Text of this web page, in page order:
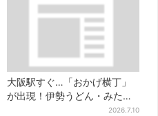
大阪駅すぐ…「おかげ横丁」
が出現！伊勢うどん・みたら
しだんご・かき氷など、名物
2026.7.10